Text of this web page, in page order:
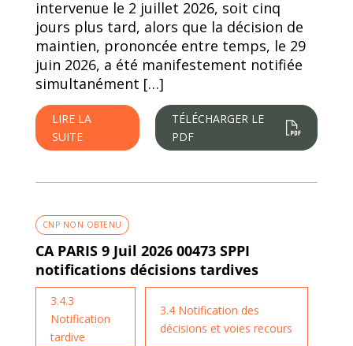
intervenue le 2 juillet 2026, soit cinq
jours plus tard, alors que la décision de
maintien, prononcée entre temps, le 29
juin 2026, a été manifestement notifiée
simultanément […]
LIRE LA
SUITE
TÉLÉCHARGER LE
PDF
CNP NON OBTENU
CA PARIS 9 Juil 2026 00473 SPPI
notifications décisions tardives
3.4.3
Notification
tardive
3.4 Notification des
décisions et voies recours